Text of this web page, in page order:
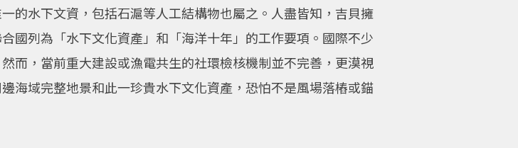
的水下文資，包括石滬等人工結構物也屬之。人盡皆知，吉貝擁
國列為「水下文化資產」和「海洋十年」的工作要項。國際不少
而，當前重大建設或漁電共生的社環檢核機制並不完善，更漠視
海域完整地景和此一珍貴水下文化資產，恐怕不是風場落樁或錨